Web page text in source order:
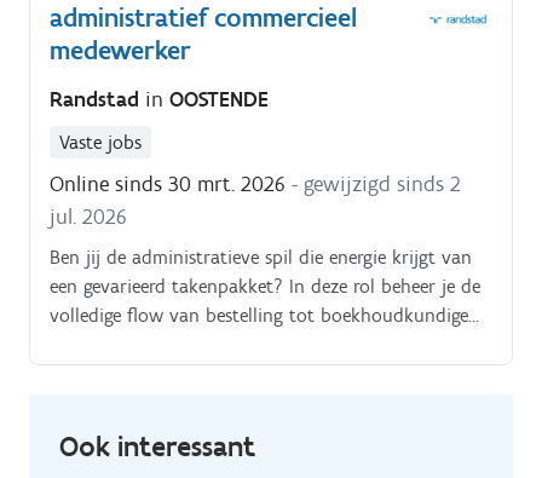
administratief commercieel
medewerker
Randstad in OOSTENDE
Vaste jobs
Online sinds 30 mrt. 2026 - gewijzigd sinds 2
jul. 2026
Ben jij de administratieve spil die energie krijgt van
een gevarieerd takenpakket? In deze rol beheer je de
volledige flow van bestelling tot boekhoudkundige
omgeving met de opvolging van binnenkomende
leggen op een nauwkeurige financiële administratie.
Klaar voor een job waar geen dag hetzelfde is?
Ook interessant